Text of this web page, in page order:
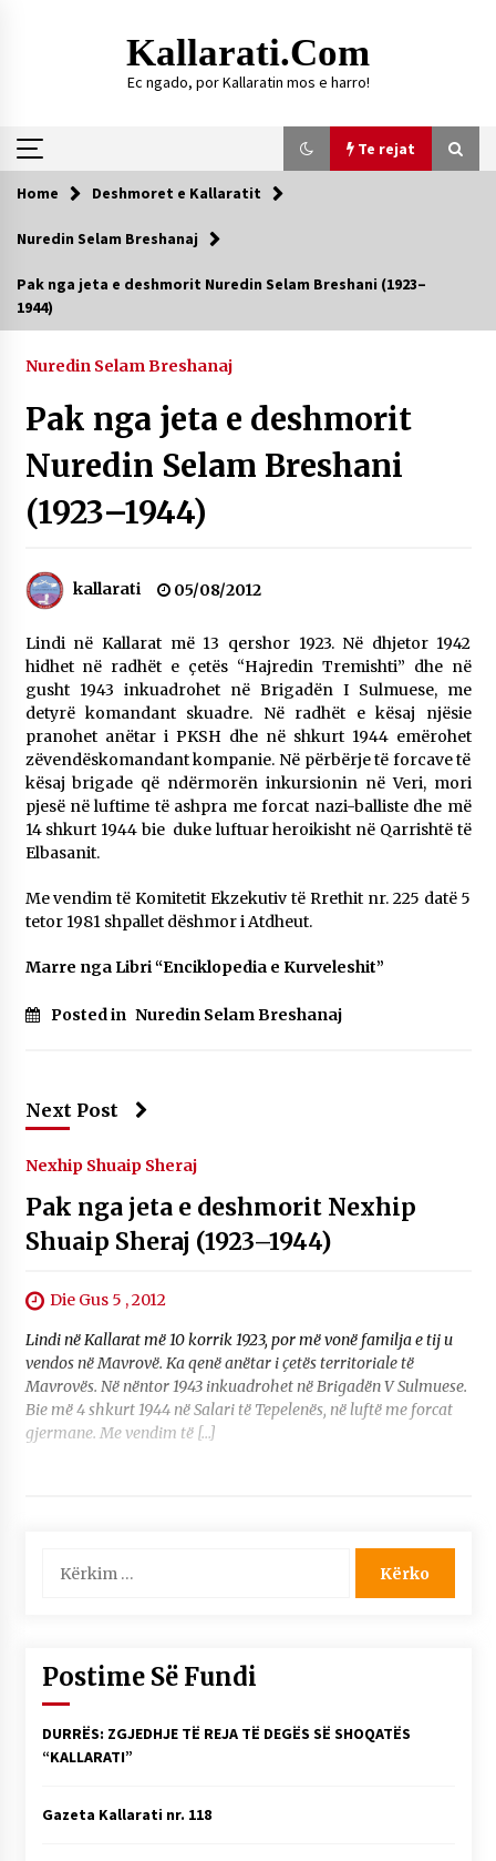
Kallarati.com
Ec ngado, por Kallaratin mos e harro!
Te rejat
Te rejat
SHOQATËS “KALLARATI”
Gazeta Kallarati nr. 118
SI U ARRIT TË REALIZOHEJ PERLA FOLKLORIKE
“JANINËS Ç’I PANË SYTË”
06/06/2026
NË KALLARAT, NË “FSHATIN E DJEGUR” U
26/05/2026
03/05/2026
Gazeta Kallarati nr. 116
28/01/2026
Mbi kockat e martirëve ngrihet Atdheu
17/10/2025
Gazeta Kallarati nr. 115
14/10/2025
Faksimilet e një 83 vjetori lufte: Çfarë shkruan
Vexhi Buharaja për Heroin e Popullit, Mumin
04/10/2025
KALLARATI NË AKSIONET KOMBËTARE PËR
RINDËRTIMIN E VENDIT – NGA ÇIZE XHAFERAJ
KALLARATIN SI MËSUES I MATEMATIKËS, POR
EDHE SI NJË BANOR I PËRKOHSHËM I TIJ”
12/09/2025
Gazeta Kallarati nr. 114
06/02/2025
Home Deshmoret e Kallaratit
Nuredin Selam Breshanaj
Pak nga jeta e deshmorit Nuredin Selam Breshani (1923–
1944)
Nuredin Selam Breshanaj
Pak nga jeta e deshmorit
Nuredin Selam Breshani
(1923–1944)
kallarati 05/08/2012
Lindi në Kallarat më 13 qershor 1923. Në dhjetor 1942
hidhet në radhët e çetës “Hajredin Tremishti” dhe në
gusht 1943 inkuadrohet në Brigadën I Sulmuese, me
detyrë komandant skuadre. Në radhët e kësaj njësie
pranohet anëtar i PKSH dhe në shkurt 1944 emërohet
zëvendëskomandant kompanie. Në përbërje të forcave të
kësaj brigade që ndërmorën inkursionin në Veri, mori
pjesë në luftime të ashpra me forcat nazi-balliste dhe më
14 shkurt 1944 bie duke luftuar heroikisht në Qarrishtë të
Elbasanit.
Me vendim të Komitetit Ekzekutiv të Rrethit nr. 225 datë 5
tetor 1981 shpallet dëshmor i Atdheut.
Marre nga Libri “Enciklopedia e Kurveleshit”
Posted in Nuredin Selam Breshanaj
Next Post
Nexhip Shuaip Sheraj
Pak nga jeta e deshmorit Nexhip
Shuaip Sheraj (1923–1944)
Die Gus 5 , 2012
Lindi në Kallarat më 10 korrik 1923, por më vonë familja e tij u
vendos në Mavrovë. Ka qenë anëtar i çetës territoriale të
Mavrovës. Në nëntor 1943 inkuadrohet në Brigadën V Sulmuese.
Bie më 4 shkurt 1944 në Salari të Tepelenës, në luftë me forcat
gjermane. Me vendim të […]
për:
Postime Së Fundi
DURRËS: ZGJEDHJE TË REJA TË DEGËS SË SHOQATËS
“KALLARATI”
Gazeta Kallarati nr. 118